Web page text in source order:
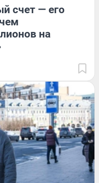
счет — его
на